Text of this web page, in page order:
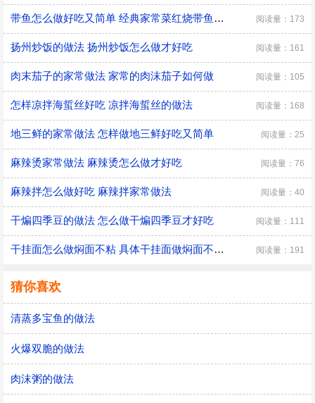
带鱼怎么做好吃又简单 经典家常菜红烧带鱼的做法 阅读量：173
扬州炒饭的做法 扬州炒饭怎么做才好吃 阅读量：161
肉末茄子的家常做法 家常的肉沫茄子如何做 阅读量：105
怎样凉拌海蜇丝好吃 凉拌海蜇丝的做法 阅读量：168
地三鲜的家常做法 怎样做地三鲜好吃又简单 阅读量：25
麻辣烫家常做法 麻辣烫怎么做才好吃 阅读量：76
麻辣拌怎么做好吃 麻辣拌家常做法 阅读量：40
干煸四季豆的做法 怎么做干煸四季豆才好吃 阅读量：111
干挂面怎么做焖面不粘 具体干挂面做焖面不粘的方法 阅读量：191
猜你喜欢
清蒸多宝鱼的做法
火爆双脆的做法
肉沫粥的做法